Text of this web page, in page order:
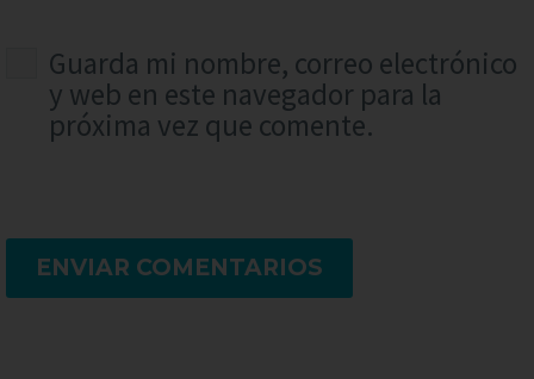
Guarda mi nombre, correo electrónico
y web en este navegador para la
próxima vez que comente.
ENVIAR COMENTARIOS